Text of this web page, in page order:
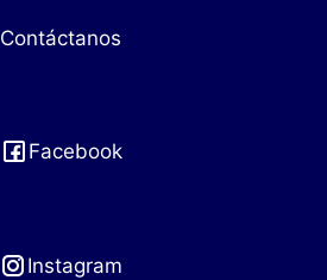
Contáctanos
Facebook
Instagram